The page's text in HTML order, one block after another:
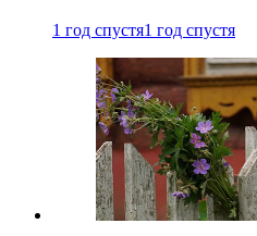
1 год спустя1 год спустя